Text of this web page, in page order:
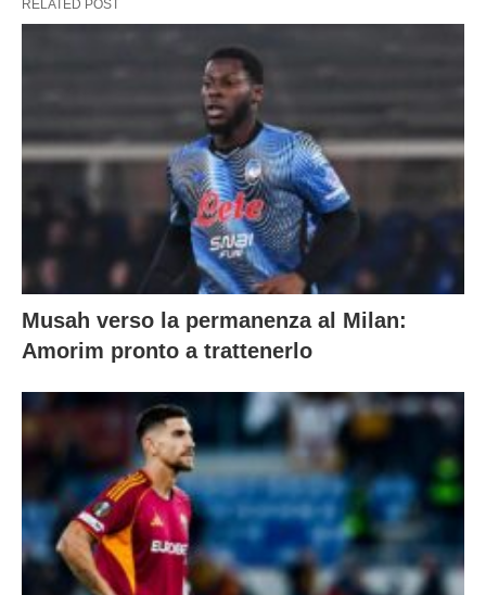
RELATED POST
Musah verso la permanenza al Milan:
Amorim pronto a trattenerlo